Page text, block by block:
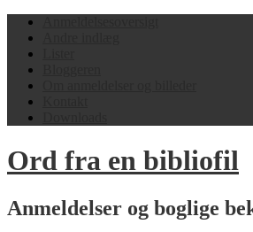
Ord fra en bibliofil
Anmeldelser og boglige